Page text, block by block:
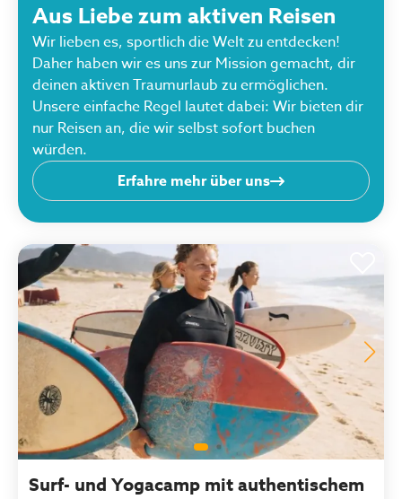
Aus Liebe zum aktiven Reisen
Wir lieben es, sportlich die Welt zu entdecken!
Daher haben wir es uns zur Mission gemacht, dir
deinen aktiven Traumurlaub zu ermöglichen.
Unsere einfache Regel lautet dabei: Wir bieten dir
nur Reisen an, die wir selbst sofort buchen
würden.
Erfahre mehr über uns
Surf- und Yogacamp mit authentischem